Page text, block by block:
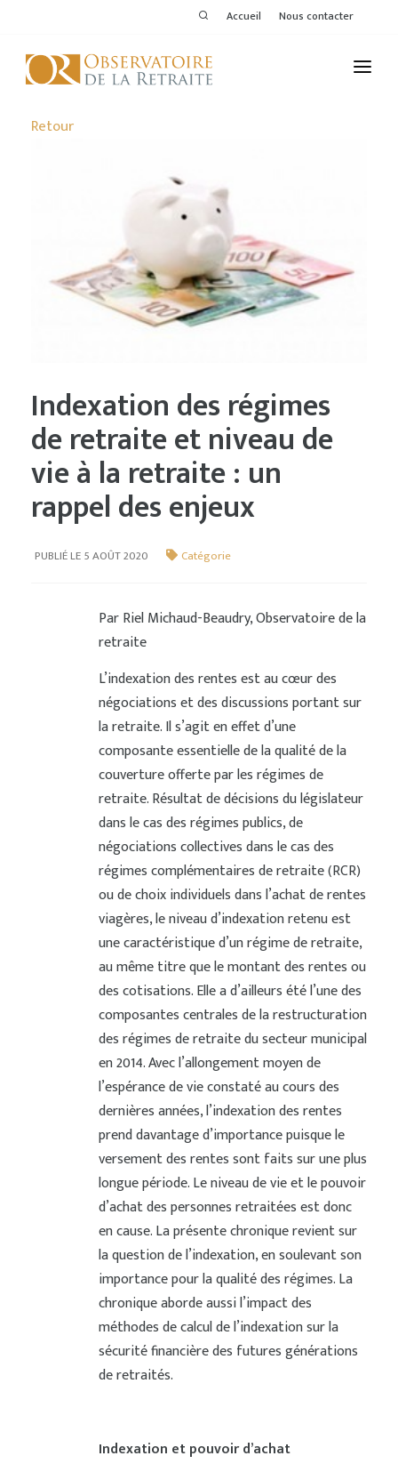
Accueil Nous contacter
MEMBRES
SERVICES DE L'OR
Retour
Indexation des régimes
de retraite et niveau de
vie à la retraite : un
rappel des enjeux
PUBLIÉ LE 5 AOÛT 2020 Catégorie
Par Riel Michaud-Beaudry, Observatoire de la
retraite
L’indexation des rentes est au cœur des
négociations et des discussions portant sur
la retraite. Il s’agit en effet d’une
composante essentielle de la qualité de la
couverture offerte par les régimes de
retraite. Résultat de décisions du législateur
dans le cas des régimes publics, de
négociations collectives dans le cas des
régimes complémentaires de retraite (RCR)
ou de choix individuels dans l’achat de rentes
viagères, le niveau d’indexation retenu est
une caractéristique d’un régime de retraite,
au même titre que le montant des rentes ou
des cotisations. Elle a d’ailleurs été l’une des
composantes centrales de la restructuration
des régimes de retraite du secteur municipal
en 2014. Avec l’allongement moyen de
l’espérance de vie constaté au cours des
dernières années, l’indexation des rentes
prend davantage d’importance puisque le
versement des rentes sont faits sur une plus
longue période. Le niveau de vie et le pouvoir
d’achat des personnes retraitées est donc
en cause. La présente chronique revient sur
la question de l’indexation, en soulevant son
importance pour la qualité des régimes. La
chronique aborde aussi l’impact des
méthodes de calcul de l’indexation sur la
sécurité financière des futures générations
de retraités.
Indexation et pouvoir d’achat